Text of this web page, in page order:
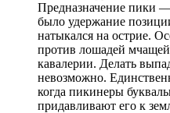
Предназначение пики
было удержание
натыкался на острие.
против лошадей
кавалерии. Делать
невозможно.
когда пикинеры
придавливают его к